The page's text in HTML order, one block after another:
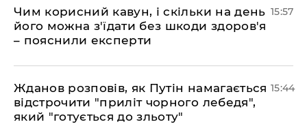
Чим корисний кавун, і скільки на день
його можна з'їдати без шкоди здоров'я
– пояснили експерти
15:57
Жданов розповів, як Путін намагається
відстрочити "приліт чорного лебедя",
який "готується до зльоту"
15:44